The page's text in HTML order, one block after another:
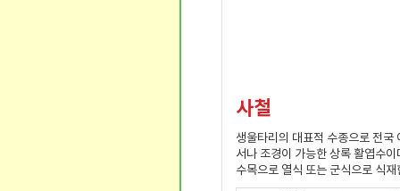
사철
생울타리의 대표적 수종으로 전국
서나 조경이 가능한 상록 활엽수이
수목으로 열식 또는 군식으로 식재